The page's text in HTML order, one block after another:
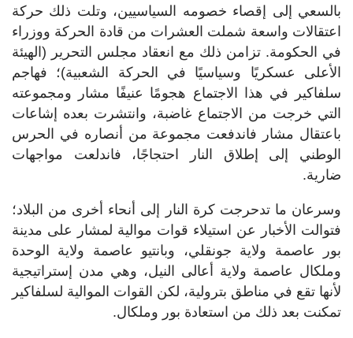
بالسعي إلى إقصاء خصومه السياسيين، وتلت ذلك حركة
اعتقالات واسعة شملت العشرات من قادة الحركة ووزراء
في الحكومة. تزامن ذلك مع انعقاد مجلس التحرير (الهيئة
الأعلى عسكريًا وسياسيًا في الحركة الشعبية)؛ فهاجم
سلفاكير في هذا الاجتماع هجومًا عنيفًا مشار ومجموعته
التي خرجت من الاجتماع غاضبة، وانتشرت بعده إشاعات
باعتقال مشار فاندفعت مجموعة من أنصاره في الحرس
الوطني إلى إطلاق النار احتجاجًا، فاندلعت مواجهات
ضارية.
وسرعان ما تدحرجت كرة النار إلى أنحاء أخرى من البلاد؛
فتوالت الأخبار عن استيلاء قوات موالية لمشار على مدينة
بور عاصمة ولاية جونقلي، وبانتيو عاصمة ولاية الوحدة
وملكال عاصمة ولاية أعالى النيل، وهي مدن إستراتيجية
لأنها تقع في مناطق بترولية، لكن القوات الموالية لسلفاكير
تمكنت بعد ذلك من استعادة بور وملكال.